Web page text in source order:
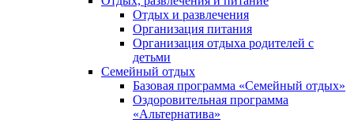
Отдых и развлечения
Организация питания
Организация отдыха родителей с
детьми
Семейный отдых
Базовая программа «Семейный отдых»
Оздоровительная программа
«Альтернатива»